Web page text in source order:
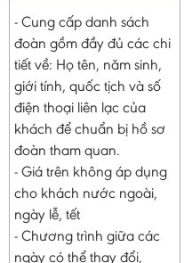
- Cung cấp danh sách
đoàn gồm đầy đủ các chi
tiết về: Họ tên, năm sinh,
giới tính, quốc tịch và số
điện thoại liên lạc của
khách để chuẩn bị hồ sơ
đoàn tham quan.
- Giá trên không áp dụng
cho khách nước ngoài,
ngày lễ, tết
- Chương trình giữa các
ngày có thể thay đổi,